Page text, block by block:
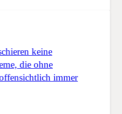
keine
die ohne
immer